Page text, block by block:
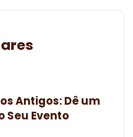
Antigos: Dê um
Seu Evento